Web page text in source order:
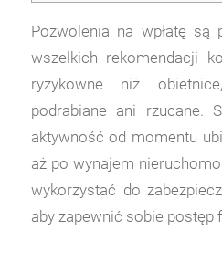
Pozwolenia na wpłatę są
wszelkich rekomendacji
ryzykowne niż
podrabiane ani rzucane.
aktywność od momentu
aż po wynajem
wykorzystać do
aby zapewnić sobie postęp